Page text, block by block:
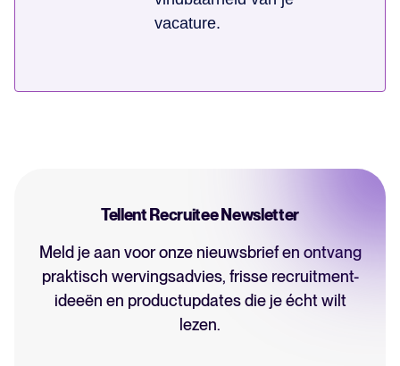
vacature.
Tellent Recruitee Newsletter
Meld je aan voor onze nieuwsbrief en ontvang
praktisch wervingsadvies, frisse recruitment-
ideeën en productupdates die je écht wilt
lezen.